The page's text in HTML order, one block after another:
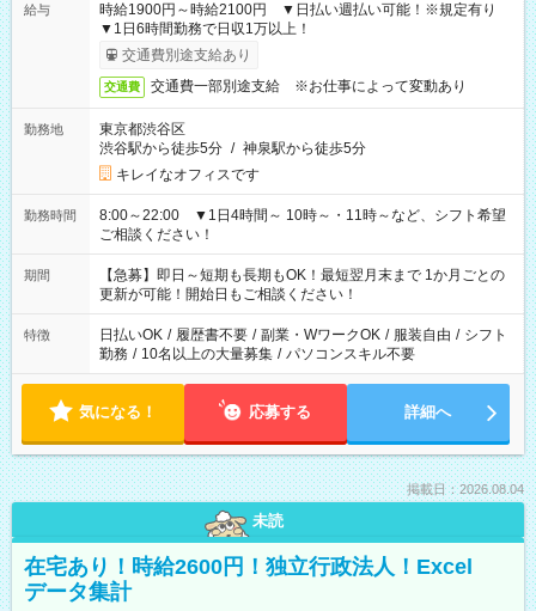
給与
時給1900円～時給2100円 ▼日払い週払い可能！※規定有り
▼1日6時間勤務で日収1万以上！
交通費別途支給あり
交通費 交通費一部別途支給 ※お仕事によって変動あり
勤務地
東京都渋谷区
渋谷駅から徒歩5分 / 神泉駅から徒歩5分
キレイなオフィスです
勤務時間
8:00～22:00 ▼1日4時間～ 10時～・11時～など、シフト希望
ご相談ください！
期間
【急募】即日～短期も長期もOK！最短翌月末まで 1か月ごとの
更新が可能！開始日もご相談ください！
特徴 日払いOK / 履歴書不要 / 副業・WワークOK / 服装自由 / シフト
勤務 / 10名以上の大量募集 / パソコンスキル不要
気になる！ 応募する 詳細へ
掲載日：2026.08.04
未読
在宅あり！時給2600円！独立行政法人！Excel
データ集計